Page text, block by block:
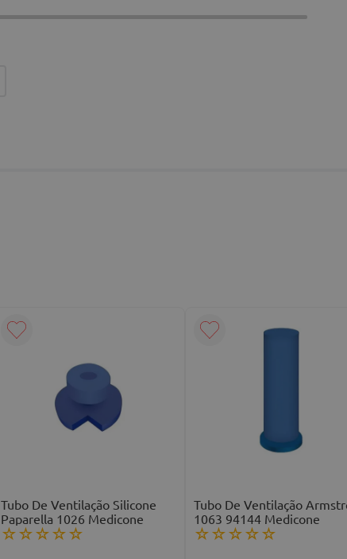
Tubo De Ventilação Silicone
Paparella 1026 Medicone
☆☆☆☆☆
Tubo De Ventilação
1063 94144 Medicone
☆☆☆☆☆